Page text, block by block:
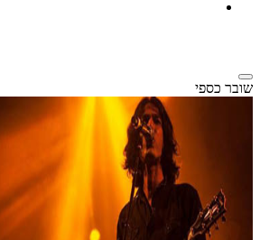
שובר כספי